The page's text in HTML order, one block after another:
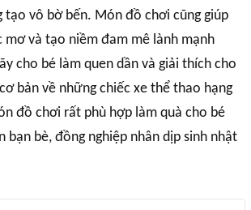
tạo vô bờ bến. Món đồ chơi cũng giúp
và tạo niềm đam mê lành mạnh
cho bé làm quen dần và giải thích cho
bản về những chiếc xe thể thao hạng
đồ chơi rất phù hợp làm quà cho bé
bạn bè, đồng nghiệp nhân dịp sinh nhật